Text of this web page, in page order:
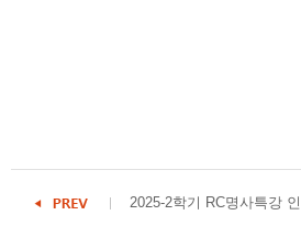
2025-2학기 RC명사특강